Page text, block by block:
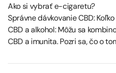
Ako si vybrať e-cigaretu?
Správne dávkovanie CBD:
CBD a alkohol: Môžu sa
CBD a imunita. Pozri sa, čo o